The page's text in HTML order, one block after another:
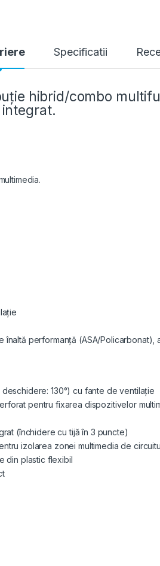
Specificatii
hibrid/combo
performanță (ASA/Policarbonat),
130°) cu fante de ventilație
pentru fixarea dispozitivelor
(închidere cu tijă în 3 puncte)
izolarea zonei multimedia de
din plastic flexibil